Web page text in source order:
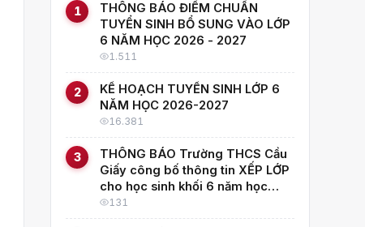
1
THÔNG BÁO ĐIỂM CHUẨN
TUYỂN SINH BỔ SUNG VÀO LỚP
6 NĂM HỌC 2026 - 2027
1.511
2
KẾ HOẠCH TUYỂN SINH LỚP 6
NĂM HỌC 2026-2027
16.381
3
THÔNG BÁO Trường THCS Cầu
Giấy công bố thông tin XẾP LỚP
cho học sinh khối 6 năm học
2026–2027
131